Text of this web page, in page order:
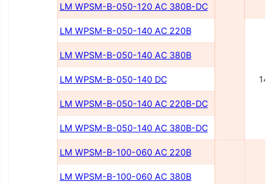
LM WPSM-B-050-120 AC 380В-DC
LM WPSM-B-050-140 AC 220В
LM WPSM-B-050-140 AC 380В
LM WPSM-B-050-140 DC
LM WPSM-B-050-140 AC 220В-DC
LM WPSM-B-050-140 AC 380В-DC
LM WPSM-B-100-060 AC 220В
LM WPSM-B-100-060 AC 380В